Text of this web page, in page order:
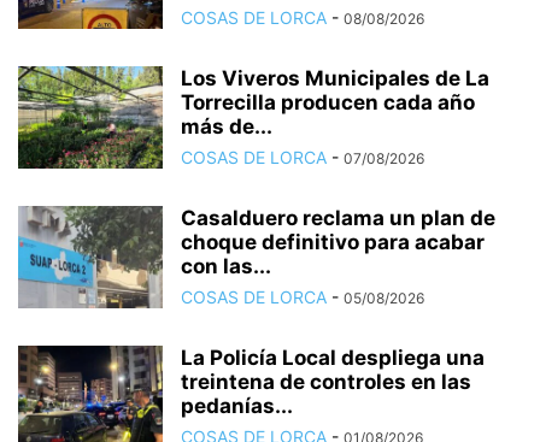
COSAS DE LORCA - 08/08/2026
Los Viveros Municipales de La
Torrecilla producen cada año
más de...
COSAS DE LORCA - 07/08/2026
Casalduero reclama un plan de
choque definitivo para acabar
con las...
COSAS DE LORCA - 05/08/2026
La Policía Local despliega una
treintena de controles en las
pedanías...
COSAS DE LORCA - 01/08/2026